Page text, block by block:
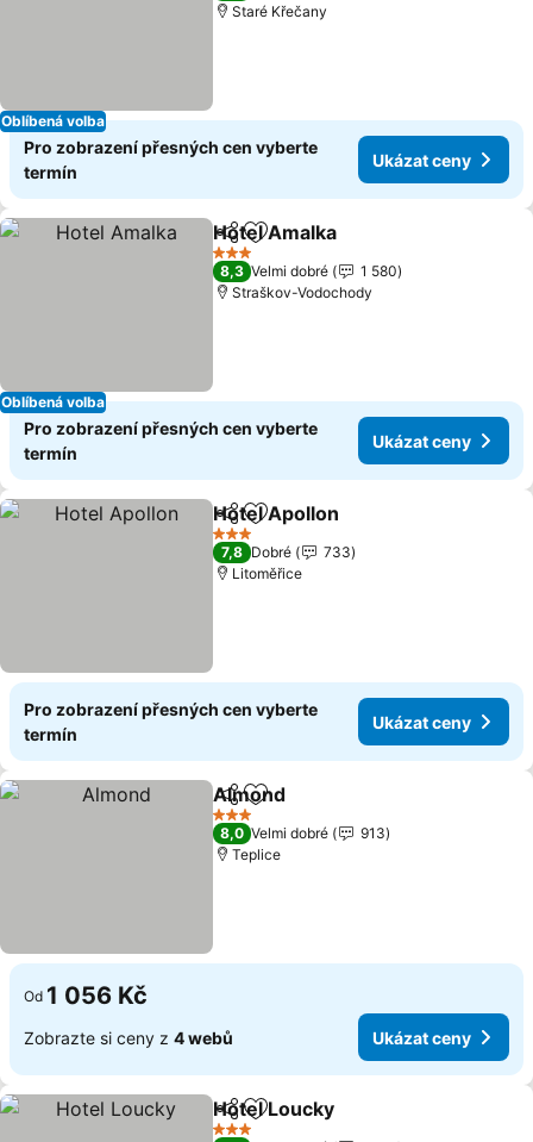
Oblíbená volba
Staré Křečany
Pro zobrazení přesných cen vyberte
termín
Ukázat ceny
Oblíbená volba
SdíletPřidat na seznam oblíbených
Hotel Amalka
3 Počet hvězdiček
8,3 Velmi dobré
1 580
Straškov-Vodochody
Pro zobrazení přesných cen vyberte
termín
Ukázat ceny
SdíletPřidat na seznam oblíbených
Hotel Apollon
3 Počet hvězdiček
7,8 Dobré
733
Litoměřice
Pro zobrazení přesných cen vyberte
termín
Ukázat ceny
SdíletPřidat na seznam oblíbených
Almond
3 Počet hvězdiček
8,0 Velmi dobré
913
Teplice
Od 1 056 Kč
Zobrazte si ceny z 4 webů Ukázat ceny
SdíletPřidat na seznam oblíbených
Hotel Loucky
3 Počet hvězdiček